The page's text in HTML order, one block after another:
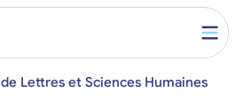
de Lettres et Sciences Humaines